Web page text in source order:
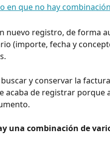
nuevo registro, de forma
(importe, fecha y
y conservar la
acaba de registrar porque
una combinación de